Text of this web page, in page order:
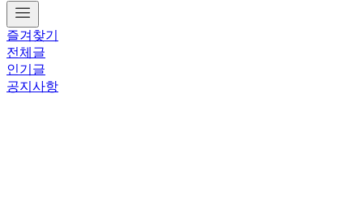
즐겨찾기
전체글
인기글
공지사항